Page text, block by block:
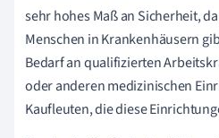
sehr hohes Maß an Sicherheit,
Menschen in Krankenhäusern
Bedarf an qualifizierten
oder anderen medizinischen
Kaufleuten, die diese